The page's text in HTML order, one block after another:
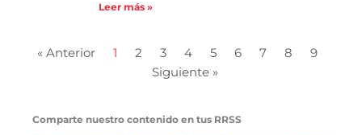
Leer más »
« Anterior 1 2 3 4 5 6 7 8
9
Siguiente »
Comparte nuestro contenido en tus RRSS